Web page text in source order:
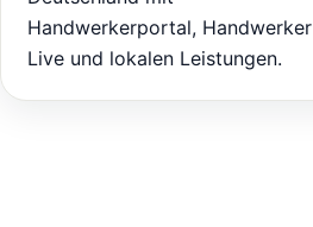
Handwerkerportal, Handwerker
Live und lokalen Leistungen.